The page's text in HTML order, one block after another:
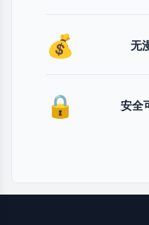
💰 无
🔒 安全